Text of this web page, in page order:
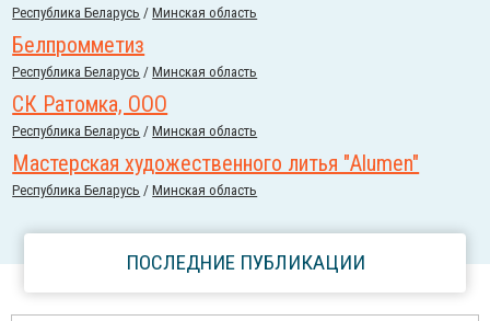
Республика Беларусь /Минская область
Белпромметиз
Республика Беларусь /Минская область
СК Ратомка, ООО
Республика Беларусь /Минская область
Мастерская художественного литья "Alumen"
Республика Беларусь /Минская область
ПОСЛЕДНИЕ ПУБЛИКАЦИИ